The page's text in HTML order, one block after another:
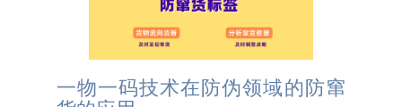
一物一码技术在防伪领域的防窜